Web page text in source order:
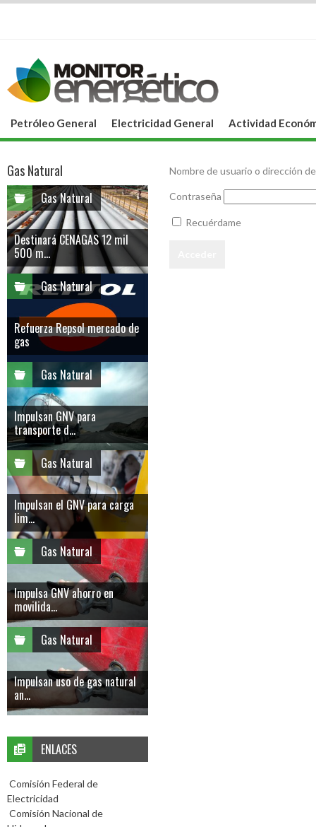
Petróleo General Electricidad General Actividad
Nombre de usuario o dirección
Contraseña
Recuérdame
Gas Natural
Gas Natural
Destinará CENAGAS 12 mil
500 m...
Gas Natural
Refuerza Repsol mercado de
gas
Gas Natural
Impulsan GNV para
transporte d...
Gas Natural
Impulsan el GNV para carga
lim...
Gas Natural
Impulsa GNV ahorro en
movilida...
Gas Natural
Impulsan uso de gas natural
an...
ENLACES
Comisión Federal de
Electricidad
Comisión Nacional de